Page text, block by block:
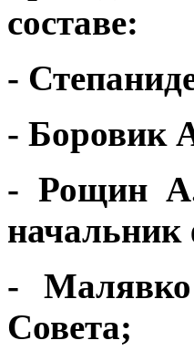
составе:
-
- Боровик
- Рощин
начальник
-
Совета;